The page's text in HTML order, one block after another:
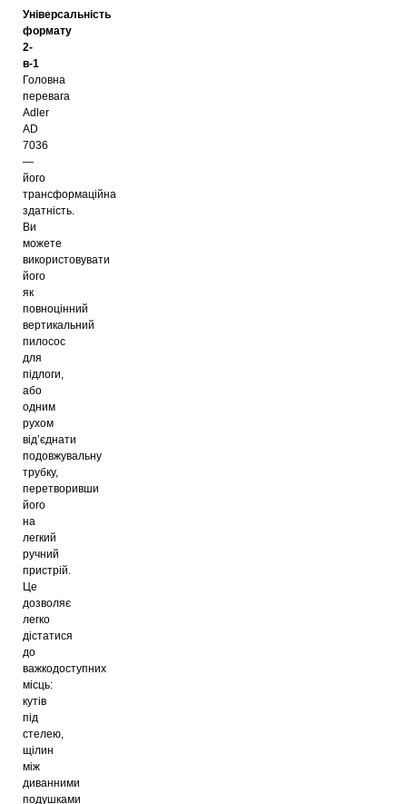
Універсальність
формату
2-
в-1
Головна
перевага
Adler
AD
7036
—
його
трансформаційна
здатність.
Ви
можете
використовувати
його
як
повноцінний
вертикальний
пилосос
для
підлоги,
або
одним
рухом
від’єднати
подовжувальну
трубку,
перетворивши
його
на
легкий
ручний
пристрій.
Це
дозволяє
легко
дістатися
до
важкодоступних
місць:
кутів
під
стелею,
щілин
між
диванними
подушками